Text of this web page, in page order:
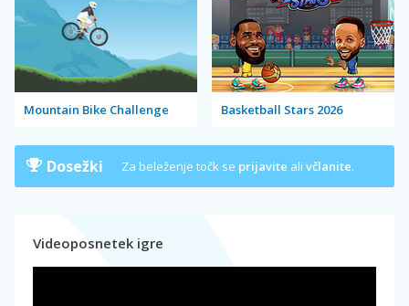
Mountain Bike Challenge Basketball Stars 2026
Dosežki Za beleženje točk se prijavite ali včlanite.
Videoposnetek igre